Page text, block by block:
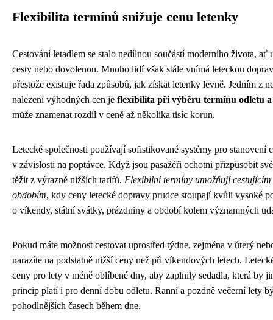
Flexibilita termínů snižuje cenu letenky
Cestování letadlem se stalo nedílnou součástí moderního života, ať
cesty nebo dovolenou. Mnoho lidí však stále vnímá leteckou
přestože existuje řada způsobů, jak získat letenky levně. Jedním z
nalezení výhodných cen je flexibilita při výběru termínu odletu
může znamenat rozdíl v ceně až několika tisíc korun.
Letecké společnosti používají sofistikované systémy pro stanovení
v závislosti na poptávce. Když jsou pasažéři ochotni přizpůsobit
těžit z výrazně nižších tarifů. Flexibilní termíny umožňují cestujícím
obdobím, kdy ceny letecké dopravy prudce stoupají kvůli vysoké
o víkendy, státní svátky, prázdniny a období kolem významných
Pokud máte možnost cestovat uprostřed týdne, zejména v úterý
narazíte na podstatně nižší ceny než při víkendových letech.
ceny pro lety v méně oblíbené dny, aby zaplnily sedadla, která by
princip platí i pro denní dobu odletu. Ranní a pozdně večerní lety
pohodlnějších časech během dne.